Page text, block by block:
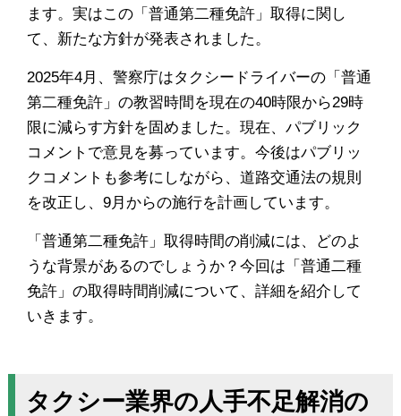
ます。実はこの「普通第二種免許」取得に関し
て、新たな方針が発表されました。
2025年4月、警察庁はタクシードライバーの「普通
第二種免許」の教習時間を現在の40時限から29時
限に減らす方針を固めました。現在、パブリック
コメントで意見を募っています。今後はパブリッ
クコメントも参考にしながら、道路交通法の規則
を改正し、9月からの施行を計画しています。
「普通第二種免許」取得時間の削減には、どのよ
うな背景があるのでしょうか？今回は「普通二種
免許」の取得時間削減について、詳細を紹介して
いきます。
タクシー業界の人手不足解消の